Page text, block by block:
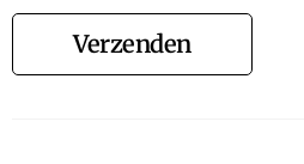
Verzenden